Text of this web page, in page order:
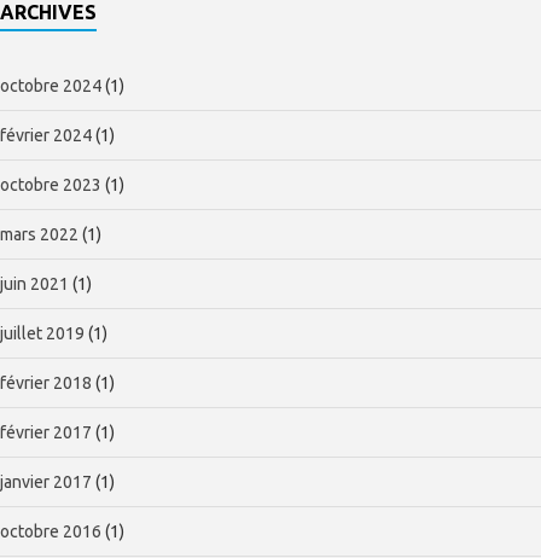
ARCHIVES
octobre 2024(1)
février 2024(1)
octobre 2023 (1)
mars 2022 (1)
juin 2021 (1)
juillet 2019 (1)
février 2018 (1)
février 2017 (1)
janvier 2017 (1)
octobre 2016 (1)